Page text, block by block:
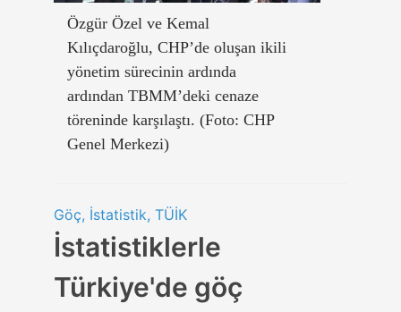
Özgür Özel ve Kemal
Kılıçdaroğlu, CHP’de oluşan ikili
yönetim sürecinin ardında
ardından TBMM’deki cenaze
töreninde karşılaştı. (Foto: CHP
Genel Merkezi)
Göç, İstatistik, TÜİK
İstatistiklerle
Türkiye'de göç